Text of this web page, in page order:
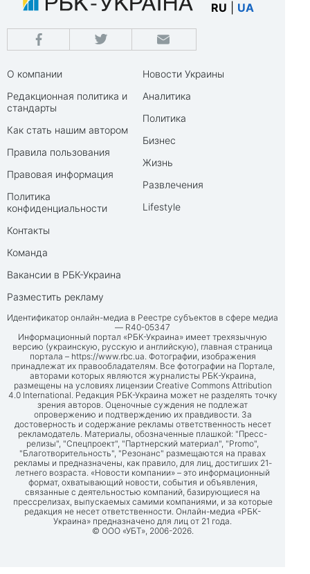
RU UA
О компании
Редакционная политика и
стандарты
Как стать нашим автором
Правила пользования
Правовая информация
Политика
конфиденциальности
Контакты
Команда
Вакансии в РБК-Украина
Разместить рекламу
Новости Украины
Аналитика
Политика
Бизнес
Жизнь
Развлечения
Lifestyle
Идентификатор онлайн-медиа в Реестре субъектов в сфере медиа
— R40-05347
Информационный портал «РБК-Украина» имеет трехязычную
версию (украинскую, русскую и английскую), главная страница
портала – https://www.rbc.ua. Фотографии, изображения
принадлежат их правообладателям. Все фотографии на Портале,
авторами которых являются журналисты РБК-Украина,
размещены на условиях лицензии Creative Commons Attribution
4.0 International. Редакция РБК-Украина может не разделять точку
зрения авторов. Оценочные суждения не подлежат
опровержению и подтверждению их правдивости. За
достоверность и содержание рекламы ответственность несет
рекламодатель. Материалы, обозначенные плашкой: "Пресс-
релизы", "Спецпроект", "Партнерский материал", "Promo",
"Благотворительность", "Резонанс" размещаются на правах
рекламы и предназначены, как правило, для лиц, достигших 21-
летнего возраста. «Новости компании» – это информационный
формат, охватывающий новости, события и объявления,
связанные с деятельностью компаний, базирующиеся на
прессрелизах, выпускаемых самими компаниями, и за которые
редакция не несет ответственности. Онлайн-медиа «РБК-
Украина» предназначено для лиц от 21 года.
© ООО «УБТ», 2006-2026.